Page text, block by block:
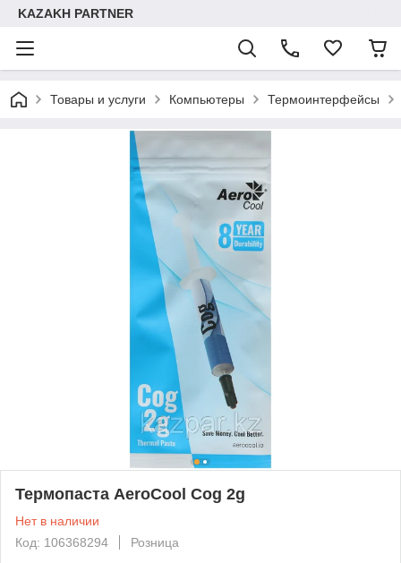
KAZAKH PARTNER
Товары и услуги Компьютеры Термоинтерфейсы
Термопаста AeroCool Cog 2g
Нет в наличии
Код: 106368294
Розница